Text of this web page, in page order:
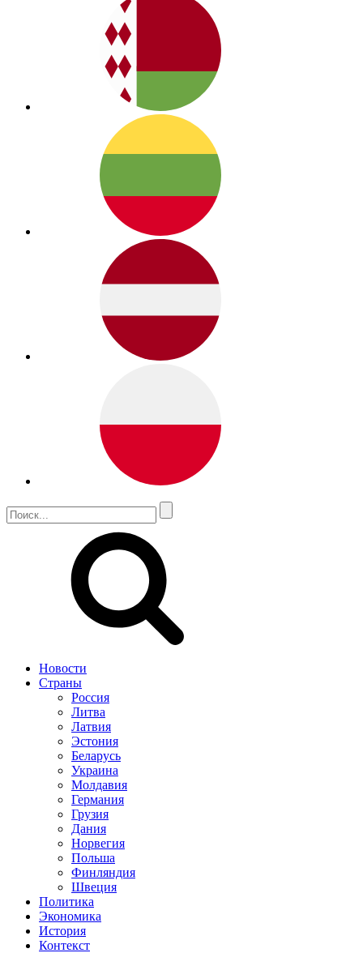
Новости
Страны
Россия
Литва
Латвия
Эстония
Беларусь
Украина
Молдавия
Германия
Грузия
Дания
Норвегия
Польша
Финляндия
Швеция
Политика
Экономика
История
Контекст